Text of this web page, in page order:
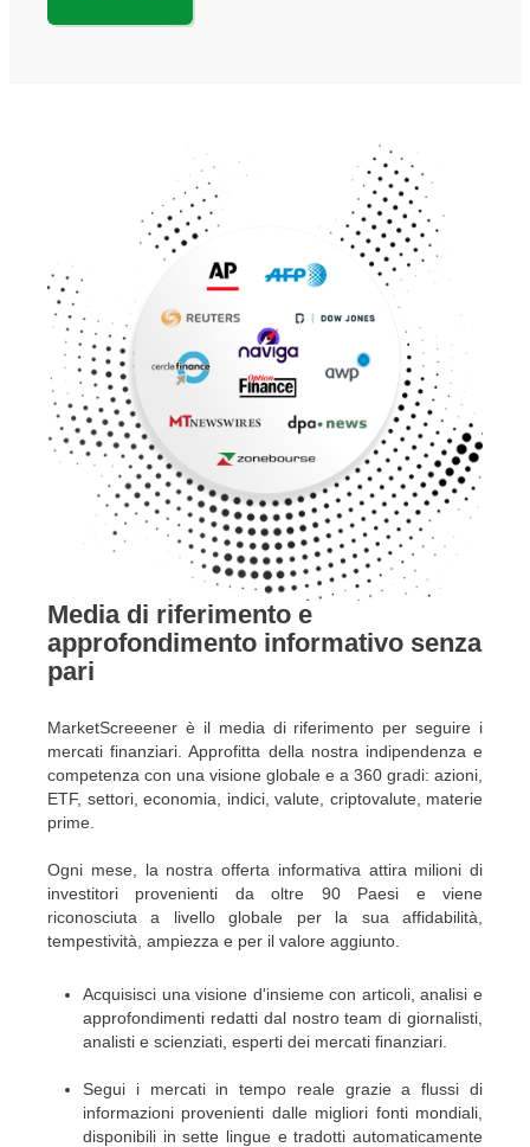
Media di riferimento e
approfondimento informativo senza
pari
MarketScreeener è il media di riferimento per seguire i
mercati finanziari. Approfitta della nostra indipendenza e
competenza con una visione globale e a 360 gradi: azioni,
ETF, settori, economia, indici, valute, criptovalute, materie
prime.
Ogni mese, la nostra offerta informativa attira milioni di
investitori provenienti da oltre 90 Paesi e viene
riconosciuta a livello globale per la sua affidabilità,
tempestività, ampiezza e per il valore aggiunto.
Acquisisci una visione d'insieme con articoli, analisi e
approfondimenti redatti dal nostro team di giornalisti,
analisti e scienziati, esperti dei mercati finanziari.
Segui i mercati in tempo reale grazie a flussi di
informazioni provenienti dalle migliori fonti mondiali,
disponibili in sette lingue e tradotti automaticamente